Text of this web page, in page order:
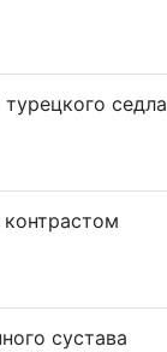
седла
сустава